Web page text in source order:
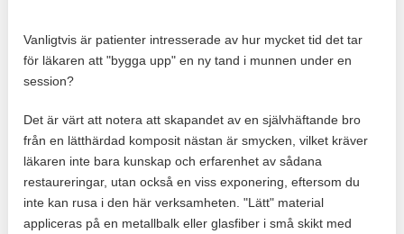
Vanligtvis är patienter intresserade av hur mycket tid det tar
för läkaren att "bygga upp" en ny tand i munnen under en
session?
Det är värt att notera att skapandet av en självhäftande bro
från en lätthärdad komposit nästan är smycken, vilket kräver
läkaren inte bara kunskap och erfarenhet av sådana
restaureringar, utan också en viss exponering, eftersom du
inte kan rusa i den här verksamheten. "Lätt" material
appliceras på en metallbalk eller glasfiber i små skikt med